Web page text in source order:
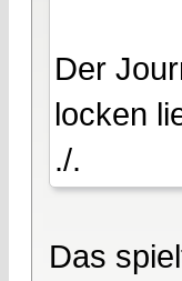
Der
locken
./.
Das